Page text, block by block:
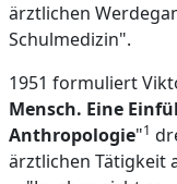
ärztlichen
Schulmedizin".
1951 formuliert
Mensch. Eine
Anthropologie"1
ärztlichen Tätigkeit